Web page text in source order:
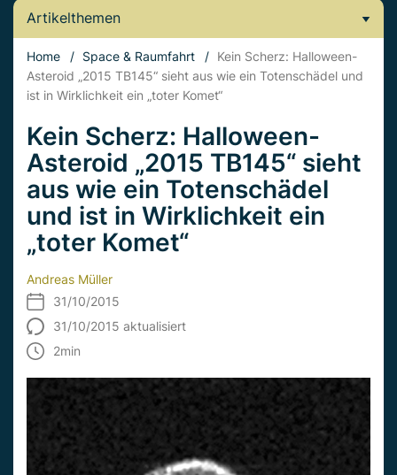
Artikelthemen
Home / Space & Raumfahrt / Kein Scherz: Halloween-
Asteroid „2015 TB145“ sieht aus wie ein Totenschädel und
ist in Wirklichkeit ein „toter Komet“
Kein Scherz: Halloween-
Asteroid „2015 TB145“ sieht
aus wie ein Totenschädel
und ist in Wirklichkeit ein
„toter Komet“
Andreas Müller
31/10/2015
31/10/2015 aktualisiert
2min